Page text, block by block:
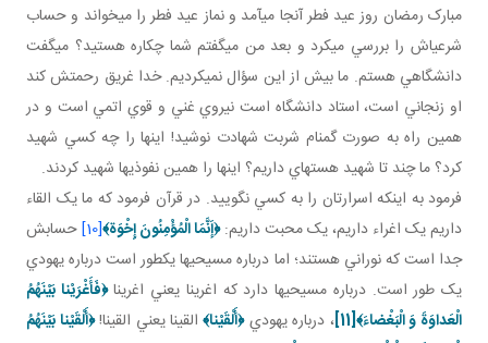
مبارک رمضان روز عيد فطر آنجا مي آمد و نماز عيد فطر را مي خواند و حساب
شرعي اش را بررسي مي کرد و بعد من مي گفتم شما چکاره هستيد؟ مي گفت
دانشگاهي هستم. ما بيش از اين سؤال نمي کرديم. خدا غريق رحمتش کند
او زنجاني است، استاد دانشگاه است نيروي غني و قوي اتمي است و در
همين راه به صورت گمنام شربت شهادت نوشيد! اينها را چه کسي شهيد
کرد؟ ما چند تا شهيد هسته اي داريم؟ اينها را همين نفوذي ها شهيد کردند.
فرمود به اينکه اسرارتان را به کسي نگوييد. در قرآن فرمود که ما يک القاء
داريم يک اغراء داريم، يک محبت داريم:﴿إَنَّمَا الْمُؤْمِنُونَ إِخْوَة﴾[10]
حسابش
جدا است که نوراني هستند؛ اما درباره مسيحي ها يک طور است درباره يهودي
يک طور است. درباره مسيحي ها دارد که اغرينا يعني اغرينا﴿فَأَغْرَيْنا بَيْنَهُمُ
الْعَداوَةَ وَ الْبَغْضاءَ﴾[11] ، درباره يهودي﴿أَلْقَيْنا﴾ القينا يعني القينا!﴿أَلْقَيْنا بَيْنَهُمُ